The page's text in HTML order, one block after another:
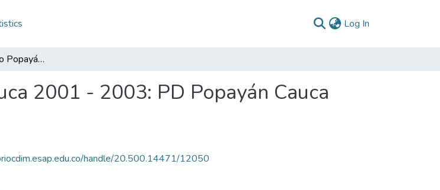
Log In
Plan de Desarrollo Popayán Cauca 2001 - 2003: PD Popayán Cauca 2001 - 2003
2001 - 2003: PD Popayán Cauca
handle/20.500.14471/12050